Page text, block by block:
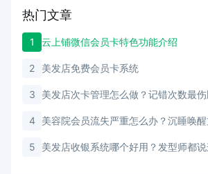
热门文章
1 云上铺微信会员卡特色功能介绍
2 美发店免费会员卡系统
3 美发店次卡管理怎么做？记错次数最
4 美容院会员流失严重怎么办？沉睡唤
5 美发店收银系统哪个好用？发型师都